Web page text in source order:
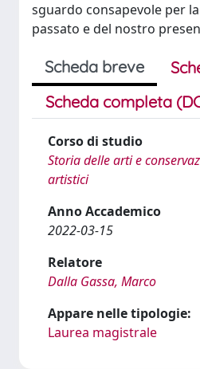
sguardo consapevole per
passato e del nostro
Scheda breve
Scheda completa
Corso di studio
Storia delle arti e
artistici
Anno Accademico
2022-03-15
Relatore
Dalla Gassa, Marco
Appare nelle tipologie:
Laurea magistrale